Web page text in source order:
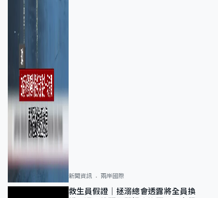
新聞資訊 兩岸國際
救生員假證｜拯溺總會透露將全員換